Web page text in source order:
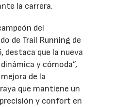
la carrera.
del
de Trail Running de
destaca que la nueva
y cómoda”,
de la
que mantiene un
y confort en